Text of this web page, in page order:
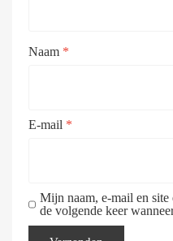
Naam *
E-mail *
Mijn naam, e-mail en
de volgende keer